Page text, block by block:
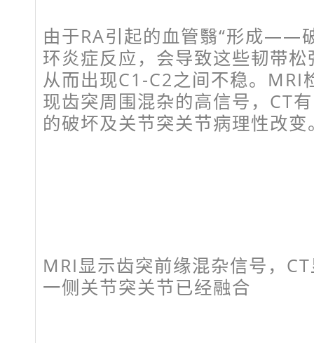
由于RA引起的血管翳“形成
环炎症反应，会导致这些韧带
从而出现C1-C2之间不稳。MRI
现齿突周围混杂的高信号，CT
的破坏及关节突关节病理性改变
MRI显示齿突前缘混杂信号，
一侧关节突关节已经融合